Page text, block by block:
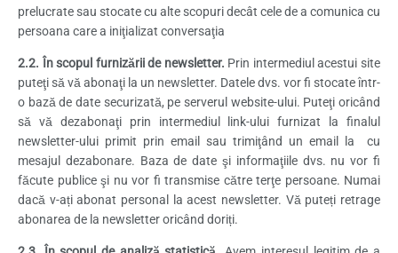
prelucrate sau stocate cu alte scopuri decât cele de a comunica cu
persoana care a iniţializat conversaţia
2.2. În scopul furnizării de newsletter. Prin intermediul acestui site
puteţi să vă abonaţi la un newsletter. Datele dvs. vor fi stocate într-
o bază de date securizată, pe serverul website-ului. Puteţi oricând
să vă dezabonaţi prin intermediul link-ului furnizat la finalul
newsletter-ului primit prin email sau trimiţând un email la cu
mesajul dezabonare. Baza de date şi informaţiile dvs. nu vor fi
făcute publice şi nu vor fi transmise către terţe persoane. Numai
dacă v-ați abonat personal la acest newsletter. Vă puteți retrage
abonarea de la newsletter oricând doriți.